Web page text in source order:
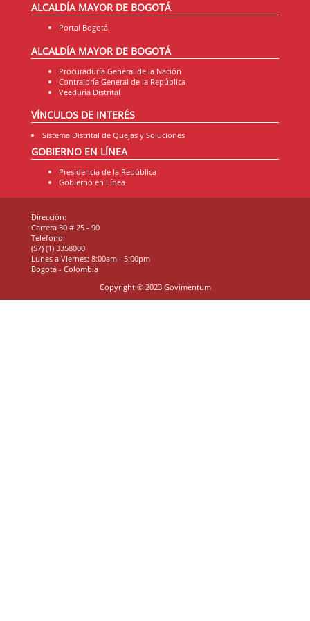
ALCALDÍA MAYOR DE BOGOTÁ
Portal Bogotá
ALCALDÍA MAYOR DE BOGOTÁ
Procuraduría General de la Nación
Contraloría General de la República
Veeduría Distrital
VÍNCULOS DE INTERÉS
Sistema Distrital de Quejas y Soluciones
GOBIERNO EN LÍNEA
Presidencia de la República
Gobierno en Línea
Dirección:
Carrera 30 # 25 - 90
Teléfono:
(57) (1) 3358000
Lunes a Viernes: 8:00am - 5:00pm
Bogotá - Colombia
Copyright © 2023 Govimentum